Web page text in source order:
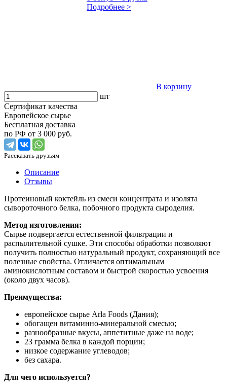
Подробнее >
В корзину
шт
Сертификат качества
Европейское сырье
Бесплатная доставка
по РФ от 3 000 руб.
Рассказать друзьям
Описание
Отзывы
Протеиновый коктейль из смеси концентрата и изолята
сывороточного белка, побочного продукта сыроделия.
Метод изготовления:
Сырье подвергается естественной фильтрации и
распылительной сушке. Эти способы обработки позволяют
получить полностью натуральный продукт, сохраняющий все
полезные свойства. Отличается оптимальным
аминокислотным составом и быстрой скоростью усвоения
(около двух часов).
Преимущества:
европейское сырье Arla Foods (Дания);
обогащен витаминно-минеральной смесью;
разнообразные вкусы, аппетитные даже на воде;
23 грамма белка в каждой порции;
низкое содержание углеводов;
без сахара.
Для чего используется?